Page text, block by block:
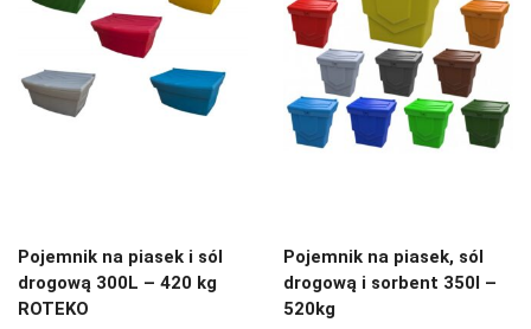
Pojemnik na piasek i sól
drogową 300L – 420 kg
ROTEKO
Pojemnik na piasek, sól
drogową i sorbent 350l –
520kg